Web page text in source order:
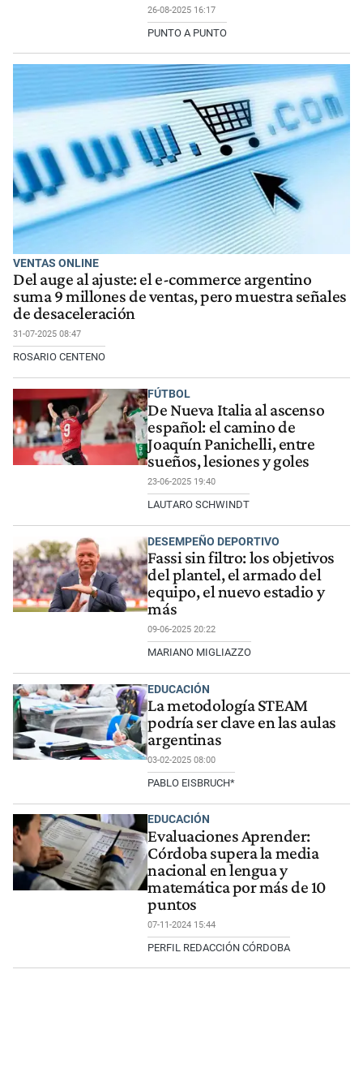
26-08-2025 16:17
PUNTO A PUNTO
VENTAS ONLINE
Del auge al ajuste: el e-commerce argentino
suma 9 millones de ventas, pero muestra señales
de desaceleración
31-07-2025 08:47
ROSARIO CENTENO
FÚTBOL
De Nueva Italia al ascenso
español: el camino de
Joaquín Panichelli, entre
sueños, lesiones y goles
23-06-2025 19:40
LAUTARO SCHWINDT
DESEMPEÑO DEPORTIVO
Fassi sin filtro: los objetivos
del plantel, el armado del
equipo, el nuevo estadio y
más
09-06-2025 20:22
MARIANO MIGLIAZZO
EDUCACIÓN
La metodología STEAM
podría ser clave en las aulas
argentinas
03-02-2025 08:00
PABLO EISBRUCH*
EDUCACIÓN
Evaluaciones Aprender:
Córdoba supera la media
nacional en lengua y
matemática por más de 10
puntos
07-11-2024 15:44
PERFIL REDACCIÓN CÓRDOBA